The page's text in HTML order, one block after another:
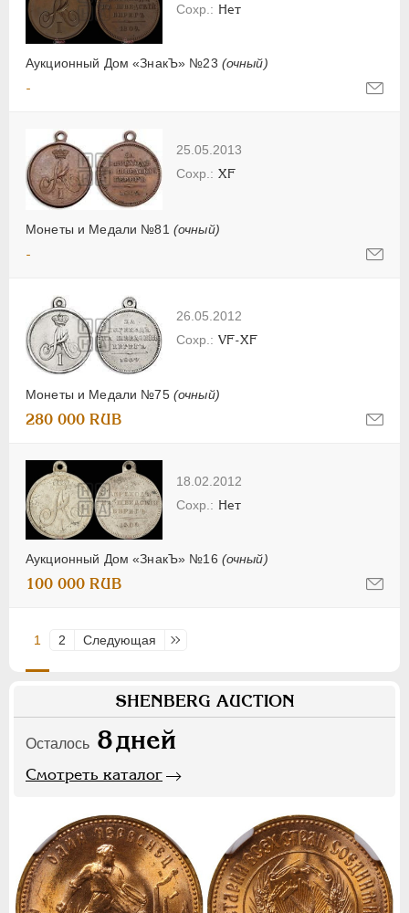
Аукционный Дом «ЗнакЪ» №23 (очный)
Нет
-
25.05.2013
Монеты и Медали №81 (очный)
XF
-
26.05.2012
Монеты и Медали №75 (очный)
VF-XF
280 000 RUB
18.02.2012
Аукционный Дом «ЗнакЪ» №16 (очный)
Нет
100 000 RUB
1 2 Следующая Последняя
SHENBERG AUCTION
Осталось 8дней
Смотреть каталог